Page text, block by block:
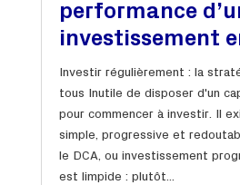
performance
investissement
Investir régulièrement : la
tous Inutile de disposer d'un
pour commencer à investir. Il
simple, progressive et
le DCA, ou investissement
est limpide : plutôt...